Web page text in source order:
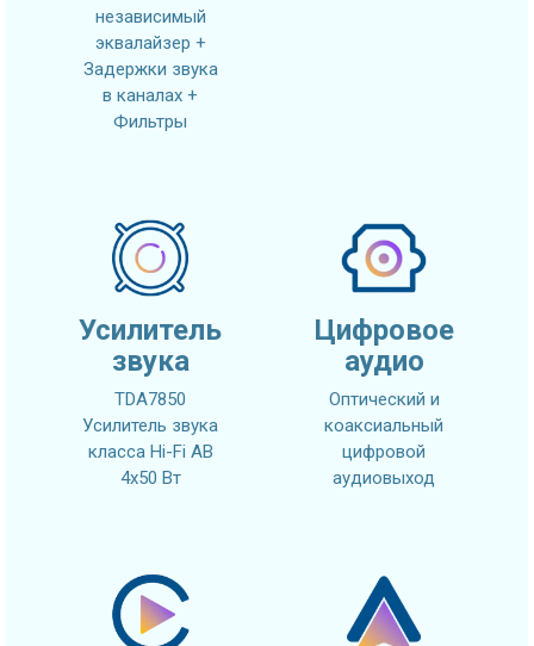
независимый
эквалайзер +
Задержки звука
в каналах +
Фильтры
Усилитель
звука
TDA7850
Усилитель звука
класса Hi-Fi AB
4x50 Вт
Цифровое
аудио
Оптический и
коаксиальный
цифровой
аудиовыход